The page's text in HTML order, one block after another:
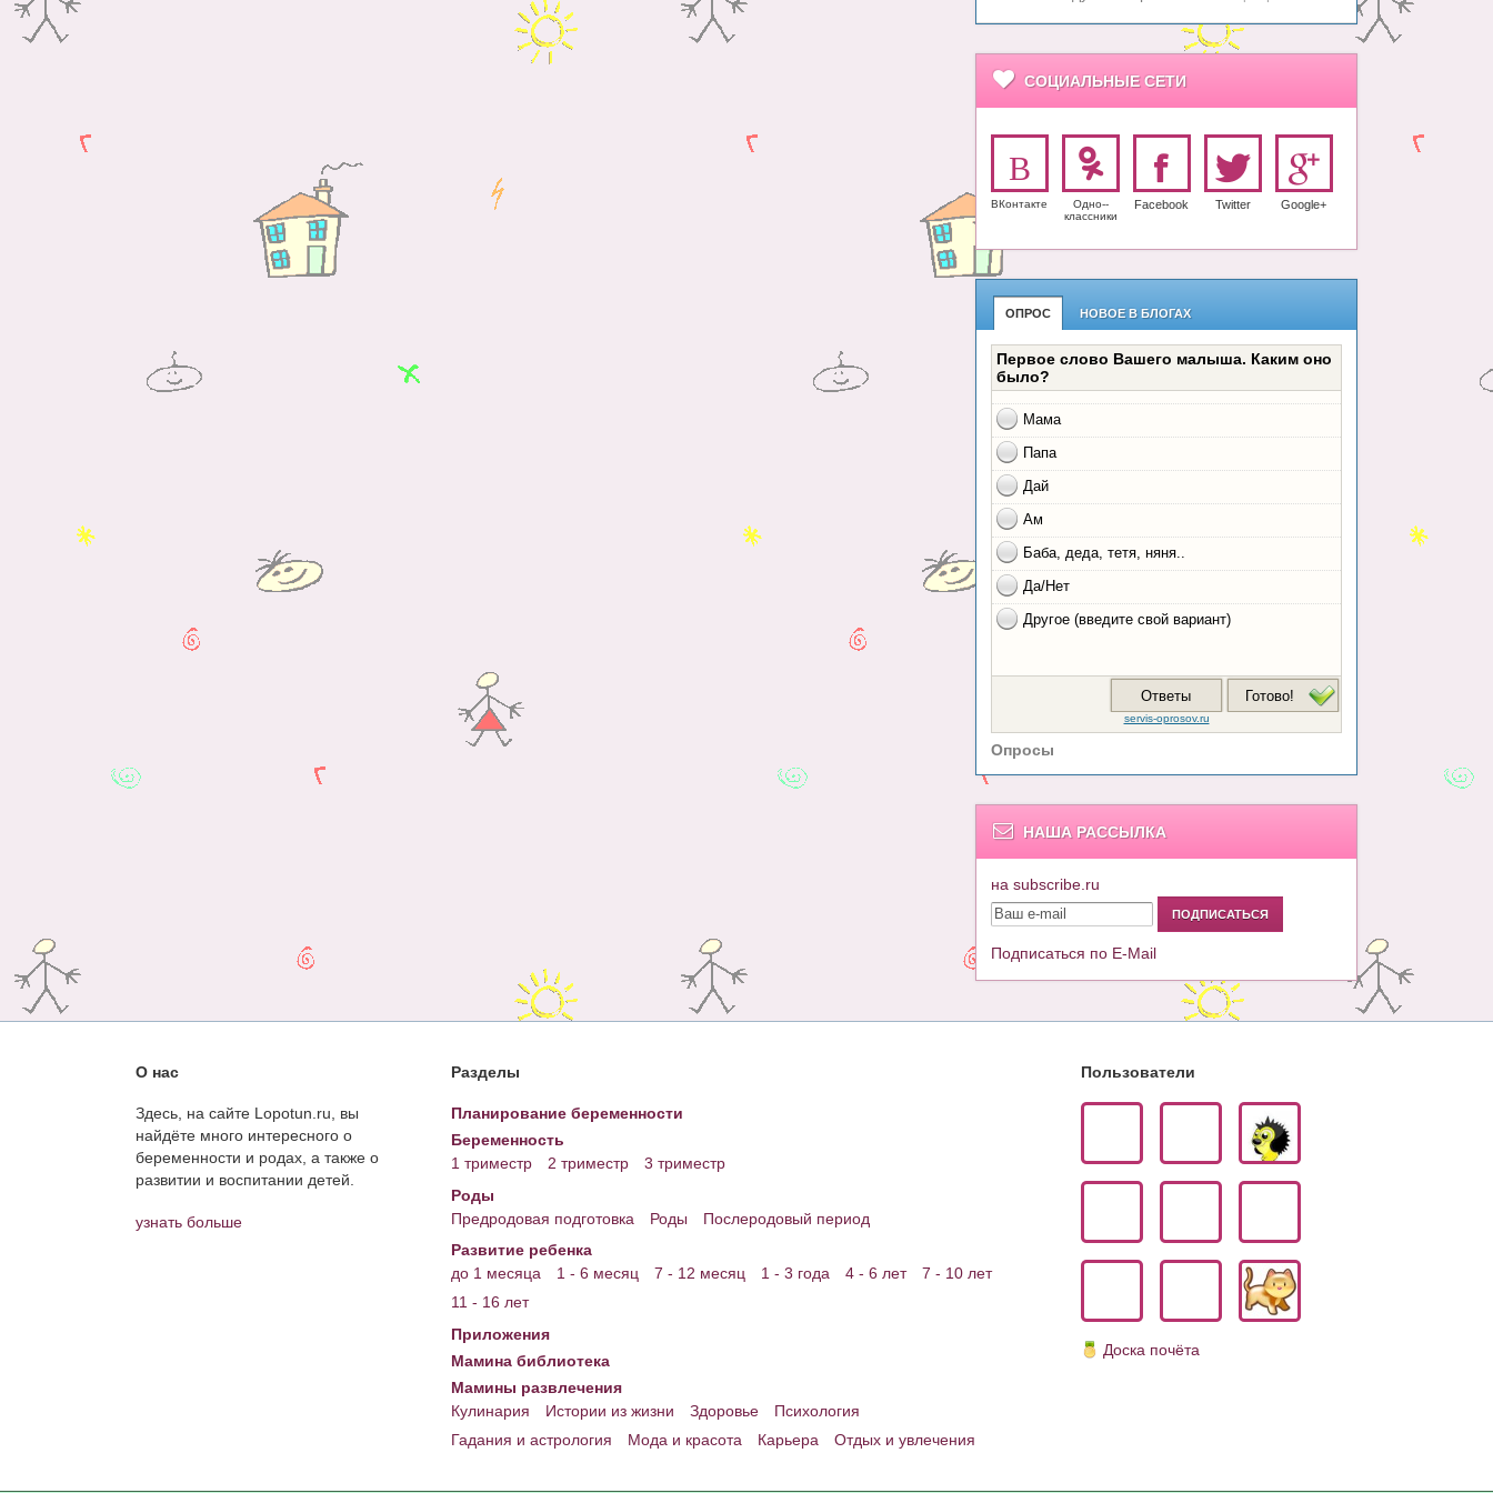
СОЦИАЛЬНЫЕ СЕТИ
ВКонтакте
Одно-­
класс­ники
Facebook Twitter Google+
ОПРОС НОВОЕ В БЛОГАХ
Опросы
НАША РАССЫЛКА
на subscribe.ru
Подписаться по E-Mail
О нас
Здесь, на сайте Lopotun.ru, вы
найдёте много интересного о
беременности и родах, а также о
развитии и воспитании детей.
узнать больше
Разделы
Планирование беременности
Беременность
1 триместр
2 триместр
3 триместр
Роды
Предродовая подготовка
Роды
Послеродовый период
Развитие ребенка
до 1 месяца
1 - 6 месяц 7 - 12 месяц 1 - 3 года 4 - 6 лет
7 - 10 лет
11 - 16 лет
Приложения
Мамина библиотека
Мамины развлечения
Кулинария
Истории из жизни Здоровье
Психология
Гадания и астрология
Мода и красота Карьера Отдых и увлечения
Пользователи
Доска почёта